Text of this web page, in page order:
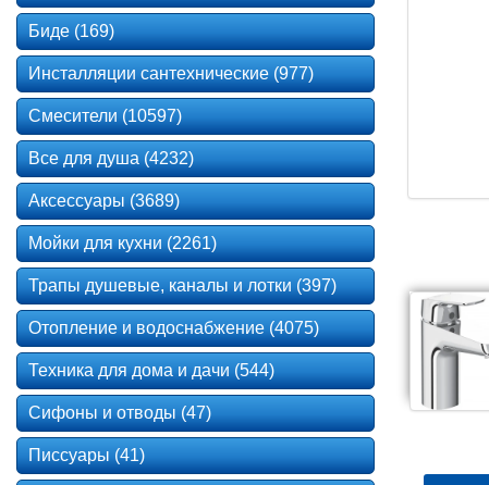
Биде (169)
Инсталляции сантехнические (977)
Смесители (10597)
Все для душа (4232)
Аксессуары (3689)
Мойки для кухни (2261)
Трапы душевые, каналы и лотки (397)
Отопление и водоснабжение (4075)
Техника для дома и дачи (544)
Сифоны и отводы (47)
Писсуары (41)